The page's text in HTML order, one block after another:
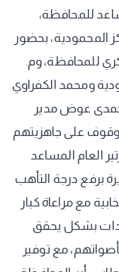
للمحافظة،
المحمودية، بحضور
للمحافظة، وم.
ومحمد الكفراوي
وحمدى عوض مدير
على جاهزيتهم
العام المساعد
برفع درجة التأهب
مع مراعاة كبار
بشكل يحقق
مع توفير